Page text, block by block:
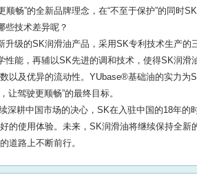
畅”的全新品牌理念，在“不至于保护”的同时
些技术差异呢？
级的SK润滑油产品，采用SK专利技术生产的
性能，再辅以SK先进的调和技术，使得SK润滑
以及优异的流动性。YUbase®基础油的实力为
让驾驶更顺畅”的最终目标。
耕中国市场的决心，SK在入驻中国的18年的
的使用体验。未来，SK润滑油将继续保持全新
道路上不断前行。